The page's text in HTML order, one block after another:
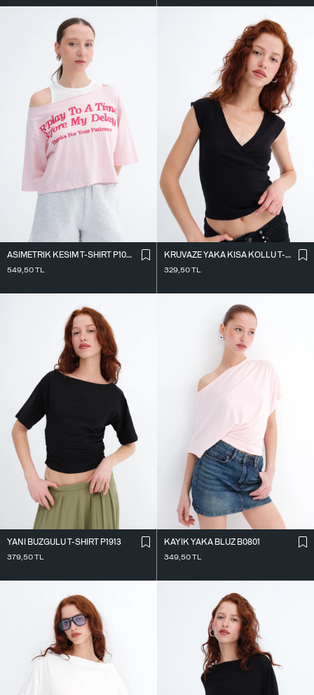
ASIMETRIK KESIM T-SHIRT P10719
549,50TL
KRUVAZE YAKA KISA KOLLU T-SHIRT P1949
329,50TL
YANI BÜZGÜLÜ T-SHIRT P1913
379,50TL
KAYIK YAKA BLUZ B0801
349,50TL